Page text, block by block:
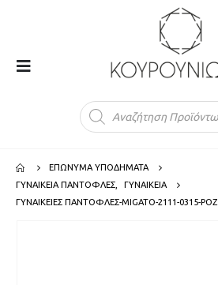
ΕΠΩΝΥΜΑ ΥΠΟΔΗΜΑΤΑ
ΓΥΝΑΙΚΕΙΑ ΠΑΝΤΟΦΛΕΣ
ΓΥΝΑΙΚΕΙΑ
ΓΥΝΑΙΚΕΙΕΣ ΠΑΝΤΟΦΛΕΣ-MIGATO-2111-0315-ΡΟΖ